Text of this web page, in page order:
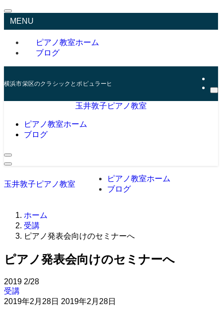
MENU
ピアノ教室ホーム
ブログ
横浜市栄区のクラシックとポピュラーピアノレッスン
玉井敦子ピアノ教室
ピアノ教室ホーム
ブログ
玉井敦子ピアノ教室
ピアノ教室ホーム
ブログ
ホーム
受講
ピアノ発表会向けのセミナーへ
ピアノ発表会向けのセミナーへ
2019 2/28
受講
2019年2月28日 2019年2月28日